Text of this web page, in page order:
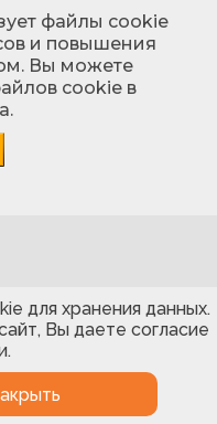
файлы cookie
и повышения
Вы можете
cookie в
для хранения данных.
Вы даете согласие